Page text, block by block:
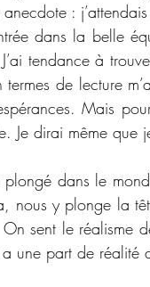
:
dans la belle
tendance à
de lecture
Mais
Je dirai même que
plongé dans le
nous y plonge la
sent le réalisme
une part de réalité